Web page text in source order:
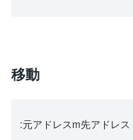
移動
:元アドレスm先アドレス